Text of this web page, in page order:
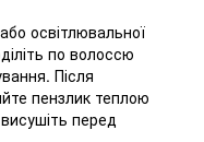
освітлювальної
по волоссю
Після
пензлик теплою
перед